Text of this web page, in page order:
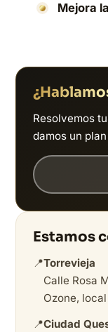
Mejora
Resolvemos
damos un
Estamos
📍Torrevieja
Calle Rosa
Ozone,
📍Ciudad